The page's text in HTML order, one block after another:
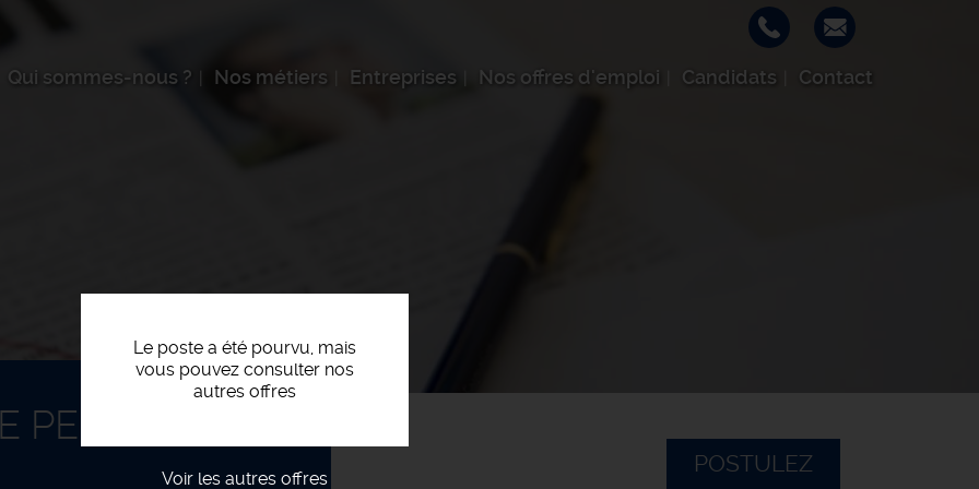
Qui sommes-nous ? Nos métiers Entreprises Nos offres d'emploi Candidats Contact
Le poste a été pourvu, mais
vous pouvez consulter nos
autres offres
Voir les autres offres
POSTULEZ
PELLE CH F/H